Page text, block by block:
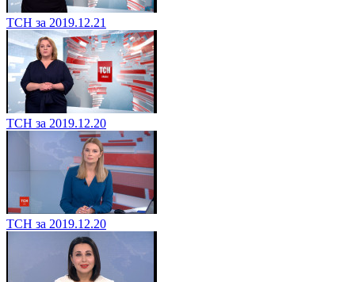
ТСН за 2019.12.21
ТСН за 2019.12.20
ТСН за 2019.12.20